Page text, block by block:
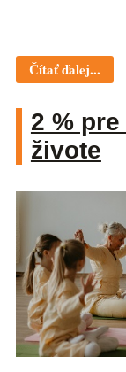
Čítať ďalej...
2 %
živote